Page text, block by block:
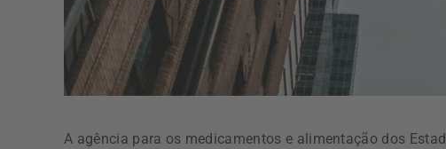
A agência para os medicamentos e alimentação dos